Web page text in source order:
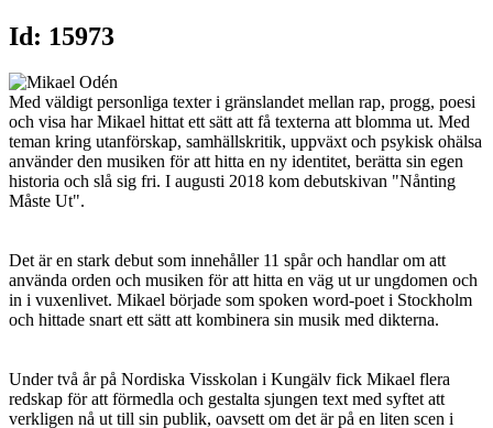
Id: 15973
Med väldigt personliga texter i gränslandet mellan rap, progg, poesi
och visa har Mikael hittat ett sätt att få texterna att blomma ut. Med
teman kring utanförskap, samhällskritik, uppväxt och psykisk ohälsa
använder den musiken för att hitta en ny identitet, berätta sin egen
historia och slå sig fri. I augusti 2018 kom debutskivan "Nånting
Måste Ut".
Det är en stark debut som innehåller 11 spår och handlar om att
använda orden och musiken för att hitta en väg ut ur ungdomen och
in i vuxenlivet. Mikael började som spoken word-poet i Stockholm
och hittade snart ett sätt att kombinera sin musik med dikterna.
Under två år på Nordiska Visskolan i Kungälv fick Mikael flera
redskap för att förmedla och gestalta sjungen text med syftet att
verkligen nå ut till sin publik, oavsett om det är på en liten scen i